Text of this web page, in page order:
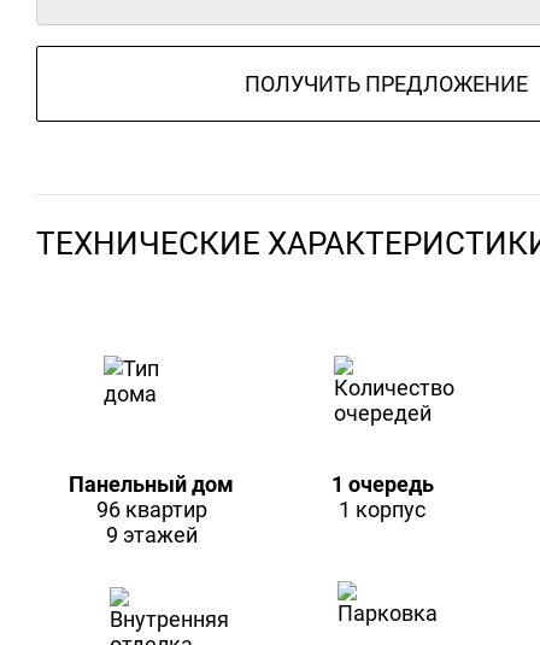
ПОЛУЧИТЬ ПРЕДЛОЖЕНИЕ
ТЕХНИЧЕСКИЕ
Панельный дом
96 квартир
9 этажей
1 очередь
1 корпус